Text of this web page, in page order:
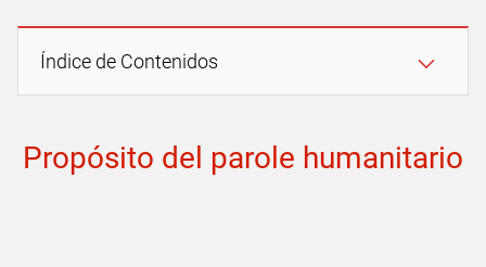
Índice de Contenidos
Propósito del parole humanitario